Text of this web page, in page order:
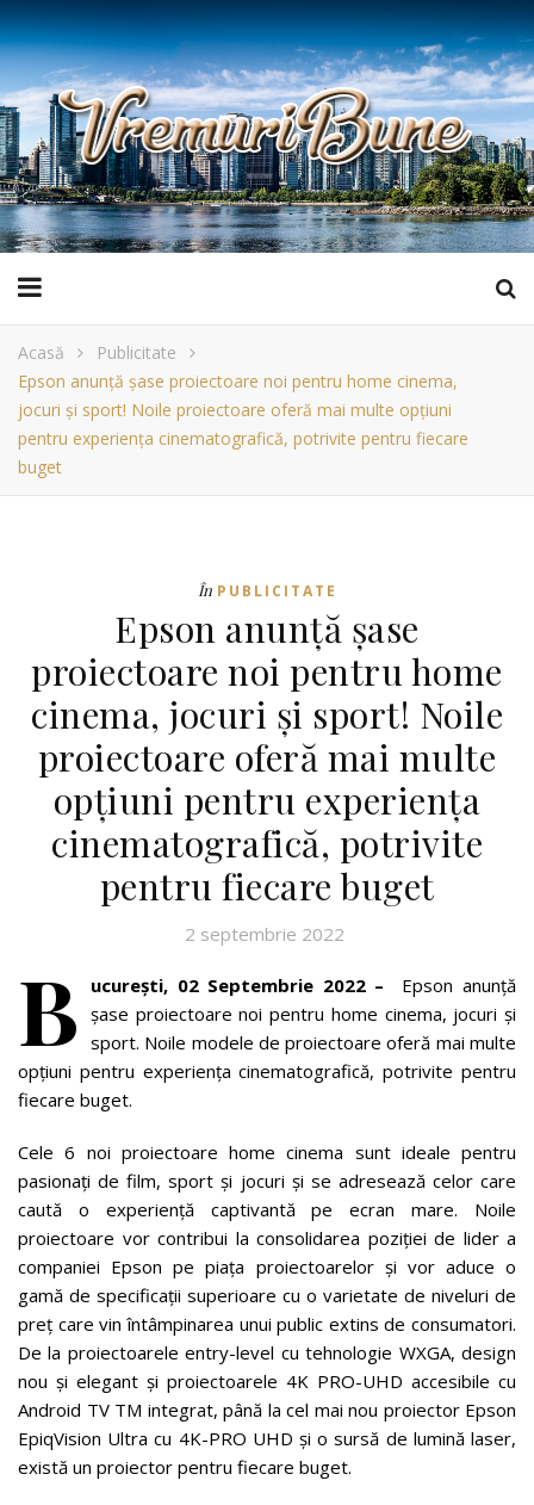
Acasă
Publicitate
Epson anunță șase proiectoare noi pentru home cinema,
jocuri și sport! Noile proiectoare oferă mai multe opțiuni
pentru experiența cinematografică, potrivite pentru fiecare
buget
În PUBLICITATE
Epson anunță șase
proiectoare noi pentru home
cinema, jocuri și sport! Noile
proiectoare oferă mai multe
opțiuni pentru experiența
cinematografică, potrivite
pentru fiecare buget
2 septembrie 2022
B ucurești, 02 Septembrie 2022 –
Epson anunță
șase proiectoare noi pentru home cinema, jocuri și
sport. Noile modele de proiectoare oferă mai multe
opțiuni pentru experiența cinematografică, potrivite pentru
fiecare buget.
Cele 6 noi proiectoare home cinema sunt ideale pentru
pasionați de film, sport și jocuri și se adresează celor care
caută o experiență captivantă pe ecran mare. Noile
proiectoare vor contribui la consolidarea poziției de lider a
companiei Epson pe piața proiectoarelor și vor aduce o
gamă de specificații superioare cu o varietate de niveluri de
preț care vin întâmpinarea unui public extins de consumatori.
De la proiectoarele entry-level cu tehnologie WXGA, design
nou și elegant și proiectoarele 4K PRO-UHD accesibile cu
Android TV TM integrat, până la cel mai nou proiector Epson
EpiqVision Ultra cu 4K-PRO UHD și o sursă de lumină laser,
există un proiector pentru fiecare buget.